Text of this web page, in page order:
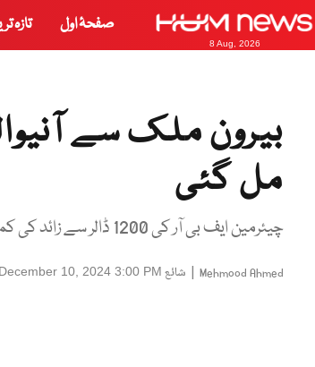
8 Aug, 2026
صفحۂ اول تازہ
بیرون ملک سے
مل گئی
چیئرمین ایف بی آر کی 1200 ڈالر سے زائد کی کمرشل اشیاء پر پابندی کی تجویز بھی واپس لینے کی ہدایت
Mehmood Ahmed
| شائع December 10, 2024 3:00 PM